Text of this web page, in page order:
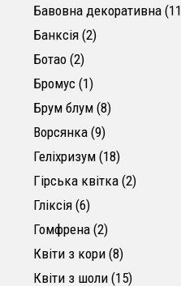
Бавовна декоративна 11
Банксія 22 товари
Ботао 22 товари
Бромус 11 товар
Брум блум 88 товарів
Ворсянка 99 товарів
Геліхризум 1818 товарів
Гірська квітка 22 товари
Гліксія 66 товарів
Гомфрена 22 товари
Квіти з кори 88 товарів
Квіти з шоли 1515 товарів